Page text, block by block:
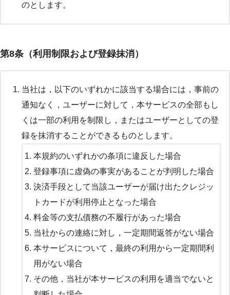
のとします。
第8条（利用制限および登録抹消）
当社は，以下のいずれかに該当する場合には，事前の
通知なく，ユーザーに対して，本サービスの全部もし
くは一部の利用を制限し，またはユーザーとしての登
録を抹消することができるものとします。
本規約のいずれかの条項に違反した場合
登録事項に虚偽の事実があることが判明した場合
決済手段として当該ユーザーが届け出たクレジッ
トカードが利用停止となった場合
料金等の支払債務の不履行があった場合
当社からの連絡に対し，一定期間返答がない場合
本サービスについて，最終の利用から一定期間利
用がない場合
その他，当社が本サービスの利用を適当でないと